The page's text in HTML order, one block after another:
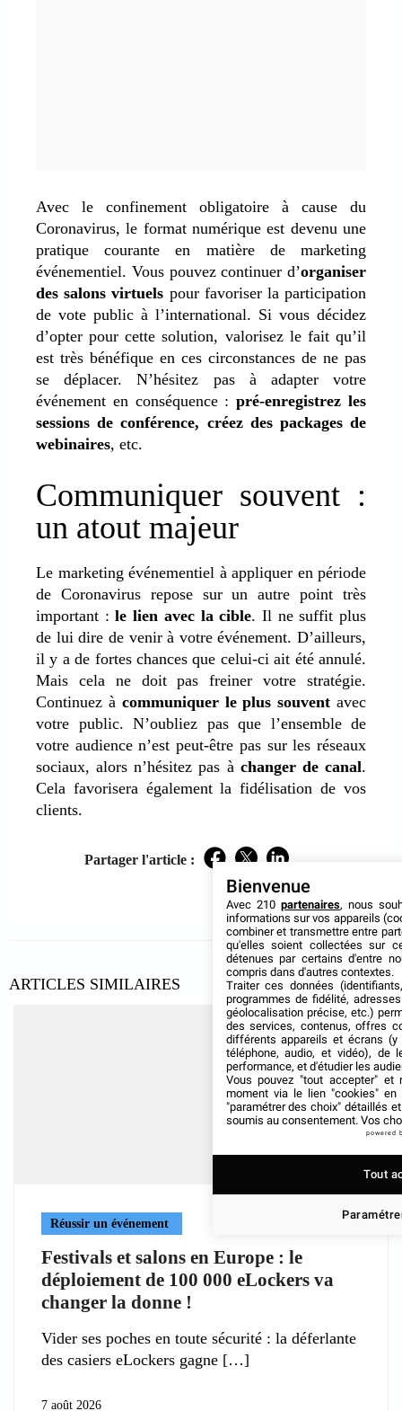
Avec le confinement obligatoire à cause du
Coronavirus, le format numérique est devenu une
pratique courante en matière de marketing
événementiel. Vous pouvez continuer d’organiser
des salons virtuels pour favoriser la participation
de vote public à l’international. Si vous décidez
d’opter pour cette solution, valorisez le fait qu’il
est très bénéfique en ces circonstances de ne pas
se déplacer. N’hésitez pas à adapter votre
événement en conséquence :pré-enregistrez les
sessions de conférence, créez des packages de
webinaires, etc.
Communiquer souvent :
un atout majeur
Le marketing événementiel à appliquer en période
de Coronavirus repose sur un autre point très
important :le lien avec la cible. Il ne suffit plus
de lui dire de venir à votre événement. D’ailleurs,
il y a de fortes chances que celui-ci ait été annulé.
Mais cela ne doit pas freiner votre stratégie.
Continuez à communiquer le plus souventavec
votre public. N’oubliez pas que l’ensemble de
votre audience n’est peut-être pas sur les réseaux
sociaux, alors n’hésitez pas à changer de canal.
Cela favorisera également la fidélisation de vos
clients.
Partager l'article : Facebook
TwitterLinkedIn
ARTICLES SIMILAIRES
Réussir un événement
Festivals et salons en Europe : le
déploiement de 100 000 eLockers va
changer la donne !
Vider ses poches en toute sécurité : la déferlante
des casiers eLockers gagne
7 août 2026
Bienvenue
Avec 210 partenaires, nous
informations sur vos appareils
combiner et transmettre entre
qu'elles soient collectées sur
détenues par certains d'entre
compris dans d'autres contextes.
Traiter ces données
programmes de fidélité,
géolocalisation précise, etc.)
des services, contenus, offres
différents appareils et écrans (y
téléphone, audio, et vidéo), de
performance, et d'étudier les
Vous pouvez "tout accepter" et
moment via le lien "cookies" en
"paramétrer des choix" détaillés
soumis au consentement. Vos
powered
Tout